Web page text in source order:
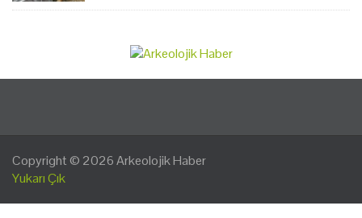
Copyright © 2026Arkeolojik Haber
Yukarı Çık